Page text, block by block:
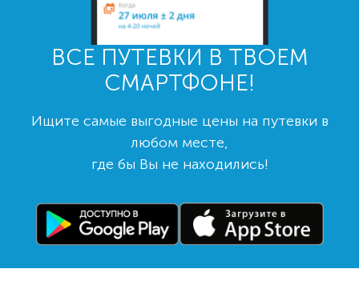
ВСЕ ПУТЕВКИ В ТВОЕМ
СМАРТФОНЕ!
Ищите самые выгодные цены на путевки в
любом месте,
где бы Вы не находились!